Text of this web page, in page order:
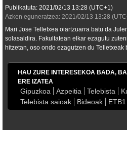
Publikatuta: 2021/02/13 13:28 (UTC+1)
Azken eguneratzea: 2021/02/13 13:28
Mari Jose Telletxea oiartzuarra batu da
solasaldira. Fakultatean elkar ezagutu
hitzetan, oso ondo ezagutzen du Telletxeak
HAU ZURE INTERESEKOA BADA,
ERE IZATEA
Gipuzkoa Azpeitia Telebista
Telebista saioak
Bideoak ETB1